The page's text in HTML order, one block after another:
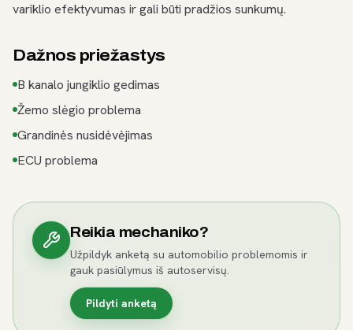
variklio efektyvumas ir gali būti pradžios sunkumų.
Dažnos priežastys
B kanalo jungiklio gedimas
Žemo slėgio problema
Grandinės nusidėvėjimas
ECU problema
Reikia mechaniko?
Užpildyk anketą su automobilio problemomis ir
gauk pasiūlymus iš autoservisų.
Pildyti anketą